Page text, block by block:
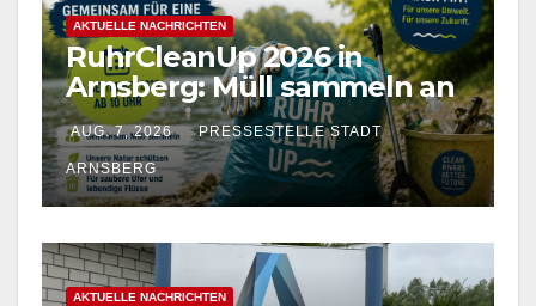
AKTUELLE NACHRICHTEN
RuhrCleanUp 2026 in
Arnsberg: Müll sammeln an
vier Standorten am 12.
September
AUG. 7, 2026 PRESSESTELLE STADT
ARNSBERG
AKTUELLE NACHRICHTEN